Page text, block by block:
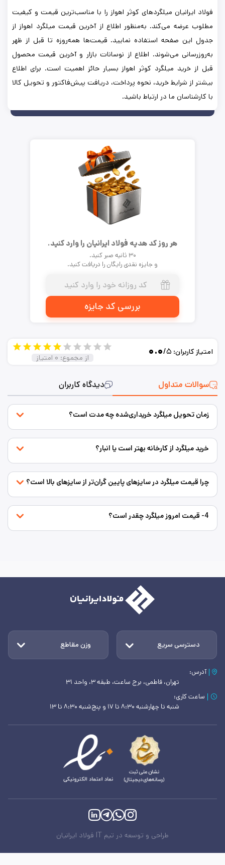
فولاد ایرانیان میلگردهای کوثر اهواز را با مناسب‌ترین قیمت و کیفیت
مطلوب عرضه می‌کند. به‌منظور اطلاع از آخرین قیمت میلگرد اهواز از
جدول این صفحه استفاده نمایید. قیمت‌ها همه‌روزه تا قبل از ظهر
به‌روزرسانی می‌شوند. اطلاع از نوسانات بازار و آخرین قیمت محصول
قبل از خرید میلگرد کوثر اهواز بسیار حائز اهمیت است. برای اطلاع
بیشتر از شرایط خرید، نحوه پرداخت، دریافت پیش‌فاکتور و تحویل کالا
با کارشناسان ما در ارتباط باشید.
هر روز کد هدیه فولاد ایرانیان را وارد کنید.
۳۰ ثانیه صبر کنید.
و جایزه نقدی رایگان را دریافت کنید.
بررسی کد جایزه
سوالات متداول دیدگاه کاربران
امتیاز کاربران: ۰.۰/۵
از مجموع: ۰ امتیاز
زمان تحویل میلگرد خریداری‌شده چه مدت است؟
خرید میلگرد از کارخانه بهتر است یا انبار؟
چرا قیمت میلگرد در سایزهای پایین گران‌تر از سایزهای بالا است؟
4- قیمت امروز میلگرد چقدر است؟
دسترسی سریع وزن مقاطع
آدرس:
تهران، فاطمی، برج ساعت، طبقه ۳، واحد ۳۱
ساعت کاری:
شنبه تا چهارشنبه ۸:۳۰ تا ۱۷ و پنج‌شنبه ۸:۳۰ تا ۱۳
طراحی و توسعه در تیم IT فولاد ایرانیان